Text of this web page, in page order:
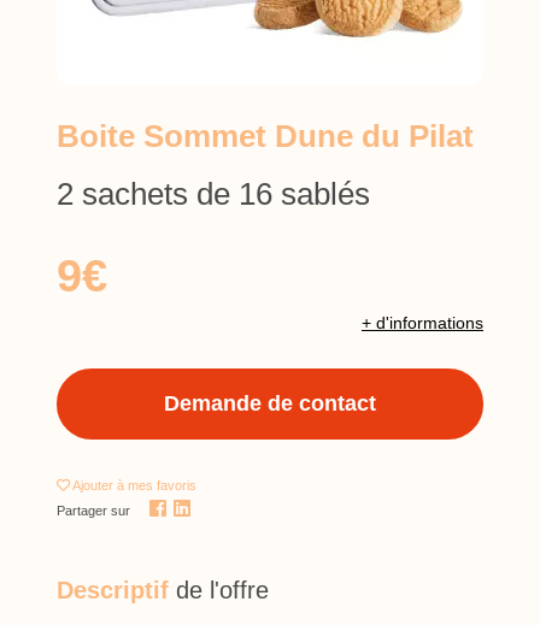
Boite Sommet Dune du Pilat
2 sachets de 16 sablés
9€
+ d'informations
Demande de contact
Ajouter à mes favoris
Partager sur
Descriptif de l'offre